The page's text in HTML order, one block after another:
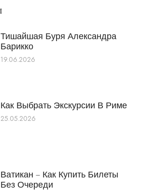
Тишайшая Буря Александра
Барикко
19.06.2026
Как Выбрать Экскурсии В Риме
25.05.2026
Ватикан – Как Купить Билеты
Без Очереди